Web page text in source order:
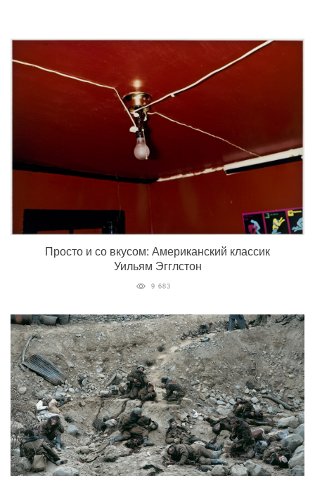
Просто и со вкусом: Американский классик
Уильям Эгглстон
9 683